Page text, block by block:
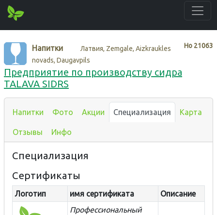
Нo 21063
Напитки
Латвия, Zemgale, Aizkraukles
novads, Daugavpils
Предприятие по производству сидра
TALAVA SIDRS
Напитки Фото Акции Специализация Карта
Отзывы Инфо
Специализация
Сертификаты
Логотип имя сертификата
Описание
Профессиональный